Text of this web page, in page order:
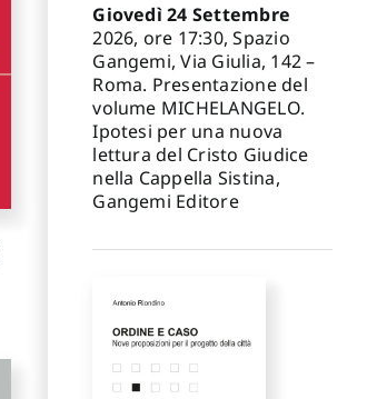
Giovedì 24 Settembre
2026, ore 17:30, Spazio
Gangemi, Via Giulia, 142 –
Roma. Presentazione del
volume MICHELANGELO.
Ipotesi per una nuova
lettura del Cristo Giudice
nella Cappella Sistina,
Gangemi Editore